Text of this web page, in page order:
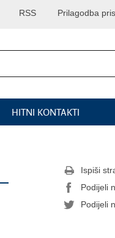
Prilagodba
RSS
HITNI KONTAKTI
Ispiši
Podijeli
Podijeli